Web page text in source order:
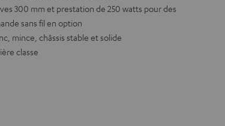
300 mm et prestation de 250 watts pour des
sans fil en option
mince, châssis stable et solide
classe